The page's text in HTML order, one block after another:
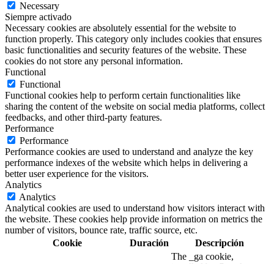
Necessary
Siempre activado
Necessary cookies are absolutely essential for the website to
function properly. This category only includes cookies that ensures
basic functionalities and security features of the website. These
cookies do not store any personal information.
Functional
Functional
Functional cookies help to perform certain functionalities like
sharing the content of the website on social media platforms, collect
feedbacks, and other third-party features.
Performance
Performance
Performance cookies are used to understand and analyze the key
performance indexes of the website which helps in delivering a
better user experience for the visitors.
Analytics
Analytics
Analytical cookies are used to understand how visitors interact with
the website. These cookies help provide information on metrics the
number of visitors, bounce rate, traffic source, etc.
Cookie
Duración Descripción
The _ga cookie,